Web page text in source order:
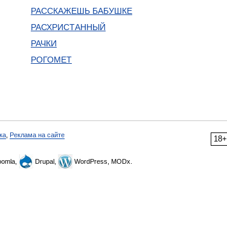
РАССКАЖЕШЬ БАБУШКЕ
РАСХРИСТАННЫЙ
РАЧКИ
РОГОМЕТ
18+
Реклама на сайте
Drupal, WordPress, MODx.